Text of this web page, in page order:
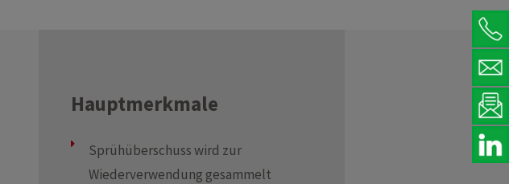
Hauptmerkmale
Sprühüberschuss wird zur
Wiederverwendung gesammelt